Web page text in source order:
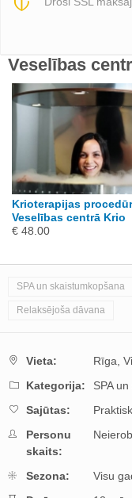
Veselības
Krioterapijas
Veselības centrā Krio
€ 48.00
SPA un skaistumkopšana
Relaksējoša dāvana
Vieta: Rīga,
Kategorija:
SPA
Sajūtas:
Personu
skaits:
Sezona:
Visu